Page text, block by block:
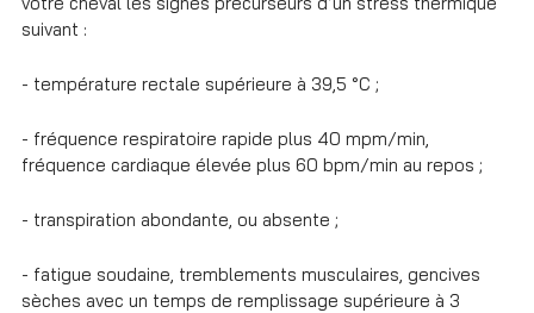
suivant :
- température rectale supérieure à 39,5 °C ;
- fréquence respiratoire rapide plus 40 mpm/min,
fréquence cardiaque élevée plus 60 bpm/min au repos ;
- transpiration abondante, ou absente ;
- fatigue soudaine, tremblements musculaires, gencives
sèches avec un temps de remplissage supérieure à 3